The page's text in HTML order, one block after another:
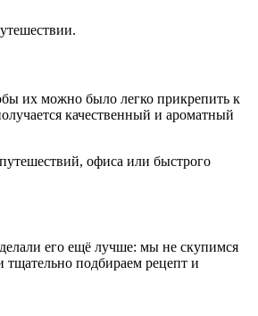
их можно было легко прикрепить к
качественный и ароматный
офиса или быстрого
его ещё лучше: мы не скупимся
подбираем рецепт и